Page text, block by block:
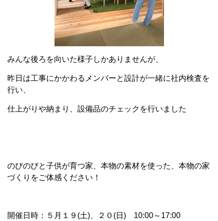
みんな後ろを向いた様子しかありませんが、
昨日は工事にかかわるメンバーと設計が一緒に社内検査を
行い、
仕上がりや納まり、設備品のチェックを行いました
のびのびと子供が育つ家、本物の素材を使った、本物の家
づくりをご体感ください！
開催日時：５月１９(土)、２０(日) 10:00～17:00